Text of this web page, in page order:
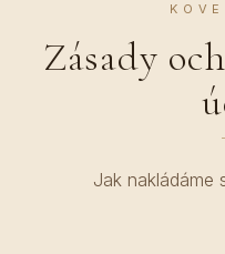
Zásady
Jak nakládáme